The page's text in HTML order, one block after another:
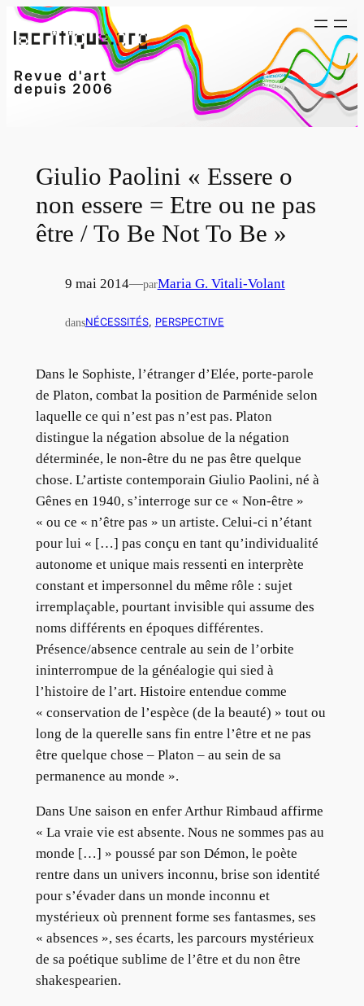
Aller
au
Revue d'art
depuis 2006
Giulio Paolini « Essere o
non essere = Etre ou ne pas
être / To Be Not To Be »
9 mai 2014—parMaria G. Vitali-Volant
dansNÉCESSITÉS, PERSPECTIVE
Dans le Sophiste, l’étranger d’Elée, porte-parole
de Platon, combat la position de Parménide selon
laquelle ce qui n’est pas n’est pas. Platon
distingue la négation absolue de la négation
déterminée, le non-être du ne pas être quelque
chose. L’artiste contemporain Giulio Paolini, né à
Gênes en 1940, s’interroge sur ce « Non-être »
« ou ce « n’être pas » un artiste. Celui-ci n’étant
pour lui « […] pas conçu en tant qu’individualité
autonome et unique mais ressenti en interprète
constant et impersonnel du même rôle : sujet
irremplaçable, pourtant invisible qui assume des
noms différents en époques différentes.
Présence/absence centrale au sein de l’orbite
ininterrompue de la généalogie qui sied à
l’histoire de l’art. Histoire entendue comme
« conservation de l’espèce (de la beauté) » tout ou
long de la querelle sans fin entre l’être et ne pas
être quelque chose – Platon – au sein de sa
permanence au monde ».
Dans Une saison en enfer Arthur Rimbaud affirme
« La vraie vie est absente. Nous ne sommes pas au
monde […] » poussé par son Démon, le poète
rentre dans un univers inconnu, brise son identité
pour s’évader dans un monde inconnu et
mystérieux où prennent forme ses fantasmes, ses
« absences », ses écarts, les parcours mystérieux
de sa poétique sublime de l’être et du non être
shakespearien.